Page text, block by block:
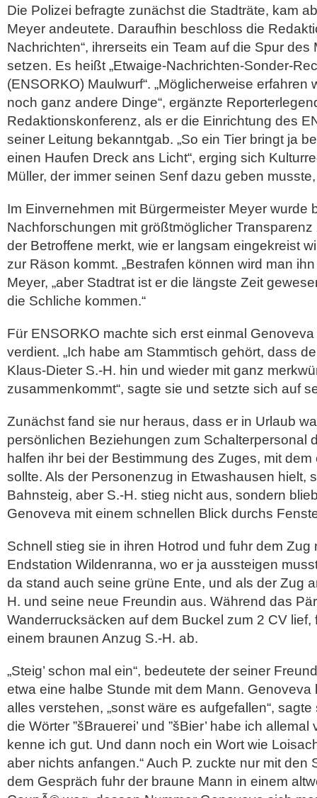
Die Polizei befragte zunächst die Stadträte, kam
Meyer andeutete. Daraufhin beschloss die
Nachrichten“, ihrerseits ein Team auf die Spur des
setzen. Es heißt „Etwaige-Nachrichten-Sonder-
(ENSORKO) Maulwurf“. „Möglicherweise erfahren
noch ganz andere Dinge“, ergänzte
Redaktionskonferenz, als er die Einrichtung des
seiner Leitung bekanntgab. „So ein Tier bringt ja
einen Haufen Dreck ans Licht“, erging sich
Müller, der immer seinen Senf dazu geben
Im Einvernehmen mit Bürgermeister Meyer wurde
Nachforschungen mit größtmöglicher Transparenz
der Betroffene merkt, wie er langsam eingekreist
zur Räson kommt. „Bestrafen können wird man
Meyer, „aber Stadtrat ist er die längste Zeit
die Schliche kommen.“
Für ENSORKO machte sich erst einmal
verdient. „Ich habe am Stammtisch gehört, dass
Klaus-Dieter S.-H. hin und wieder mit ganz
zusammenkommt“, sagte sie und setzte sich auf
Zunächst fand sie nur heraus, dass er in Urlaub
persönlichen Beziehungen zum Schalterpersonal
halfen ihr bei der Bestimmung des Zuges, mit
sollte. Als der Personenzug in Etwashausen hielt,
Bahnsteig, aber S.-H. stieg nicht aus, sondern
Genoveva mit einem schnellen Blick durchs
Schnell stieg sie in ihren Hotrod und fuhr dem Zug
Endstation Wildenranna, wo er ja aussteigen
da stand auch seine grüne Ente, und als der Zug
H. und seine neue Freundin aus. Während das
Wanderrucksäcken auf dem Buckel zum 2 CV lief,
einem braunen Anzug S.-H. ab.
„Steig’ schon mal ein“, bedeutete der seiner
etwa eine halbe Stunde mit dem Mann. Genoveva
alles verstehen, „sonst wäre es aufgefallen“, sagte
die Wörter ”šBrauerei’ und ”šBier’ habe ich
kenne ich gut. Und dann noch ein Wort wie
aber nichts anfangen.“ Auch P. zuckte nur mit den
dem Gespräch fuhr der braune Mann in einem